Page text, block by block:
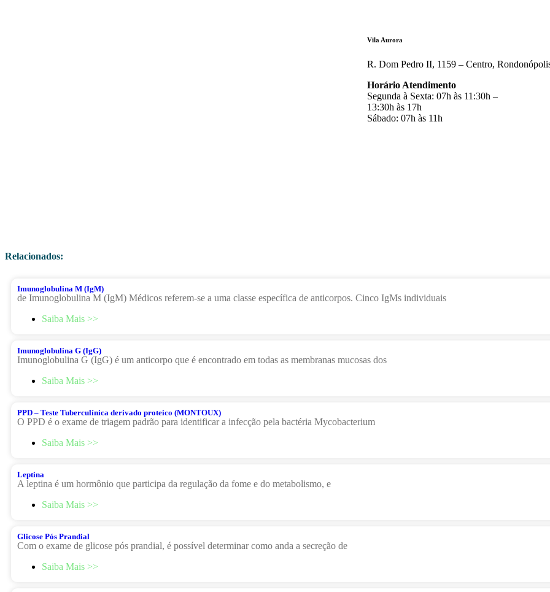
Vila Aurora
R. Dom Pedro II, 1159 – Centro,
Horário Atendimento
Segunda à Sexta: 07h às 11:30h –
13:30h às 17h
Sábado: 07h às 11h
Relacionados:
Imunoglobulina M (IgM)
de Imunoglobulina M (IgM) Médicos referem-se a uma classe específica de anticorpos. Cinco IgMs individuais
Saiba Mais >>
Imunoglobulina G (IgG)
Imunoglobulina G (IgG) é um anticorpo que é encontrado em todas as membranas mucosas dos
Saiba Mais >>
PPD – Teste Tuberculínica derivado proteico (MONTOUX)
O PPD é ​o exame de triagem padrão para identificar a infecção pela bactéria Mycobacterium
Saiba Mais >>
Leptina
​A leptina é um hormônio que participa da regulação da fome e do metabolismo, e
Saiba Mais >>
Glicose Pós Prandial
Com o exame de glicose pós prandial, é possível determinar como anda a secreção de
Saiba Mais >>